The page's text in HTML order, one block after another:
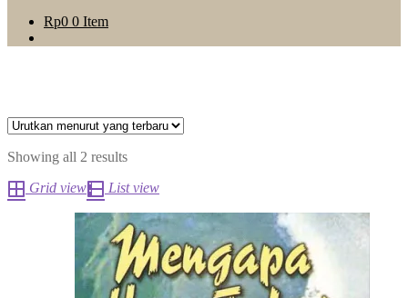
Rp0 0 Item
Showing all 2 results
Grid view
List view